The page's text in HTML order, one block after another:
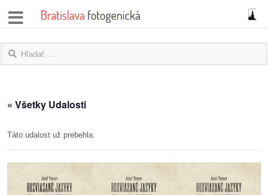
správy
názory
blogy
« Všetky Udalosti
Táto udalost už prebehla.